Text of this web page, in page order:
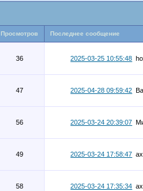
Просмотров Последнее сообщение
36 2025-03-25 10:55:48
47 2025-04-28 09:59:42
56 2025-03-24 20:39:07
49 2025-03-24 17:58:47
58 2025-03-24 17:35:34